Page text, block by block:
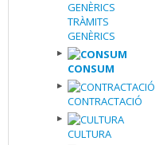
TRÀMITS
GENÈRICS
CONSUM
CONTRACTACIÓ
CULTURA